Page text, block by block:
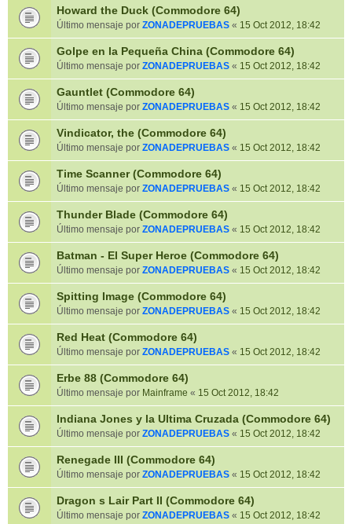
Howard the Duck (Commodore 64)
Último mensaje por ZONADEPRUEBAS « 15 Oct 2012, 18:42
Golpe en la Pequeña China (Commodore 64)
Último mensaje por ZONADEPRUEBAS « 15 Oct 2012, 18:42
Gauntlet (Commodore 64)
Último mensaje por ZONADEPRUEBAS « 15 Oct 2012, 18:42
Vindicator, the (Commodore 64)
Último mensaje por ZONADEPRUEBAS « 15 Oct 2012, 18:42
Time Scanner (Commodore 64)
Último mensaje por ZONADEPRUEBAS « 15 Oct 2012, 18:42
Thunder Blade (Commodore 64)
Último mensaje por ZONADEPRUEBAS « 15 Oct 2012, 18:42
Batman - El Super Heroe (Commodore 64)
Último mensaje por ZONADEPRUEBAS « 15 Oct 2012, 18:42
Spitting Image (Commodore 64)
Último mensaje por ZONADEPRUEBAS « 15 Oct 2012, 18:42
Red Heat (Commodore 64)
Último mensaje por ZONADEPRUEBAS « 15 Oct 2012, 18:42
Erbe 88 (Commodore 64)
Último mensaje por Mainframe « 15 Oct 2012, 18:42
Indiana Jones y la Ultima Cruzada (Commodore 64)
Último mensaje por ZONADEPRUEBAS « 15 Oct 2012, 18:42
Renegade III (Commodore 64)
Último mensaje por ZONADEPRUEBAS « 15 Oct 2012, 18:42
Dragon s Lair Part II (Commodore 64)
Último mensaje por ZONADEPRUEBAS « 15 Oct 2012, 18:42